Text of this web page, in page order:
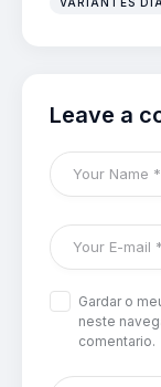
Leave a
Gardar o
neste
comentario.